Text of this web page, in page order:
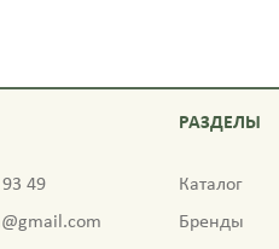
49
РАЗДЕЛЫ
Каталог
Бренды